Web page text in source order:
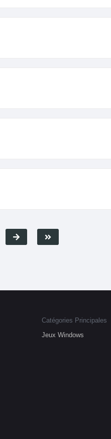
Catégories Principales
Jeux Windows